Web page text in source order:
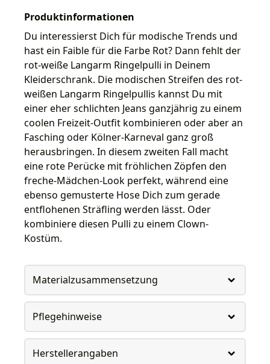
Produktinformationen
Du interessierst Dich für modische Trends und
hast ein Faible für die Farbe Rot? Dann fehlt der
rot-weiße Langarm Ringelpulli in Deinem
Kleiderschrank. Die modischen Streifen des rot-
weißen Langarm Ringelpullis kannst Du mit
einer eher schlichten Jeans ganzjährig zu einem
coolen Freizeit-Outfit kombinieren oder aber an
Fasching oder Kölner-Karneval ganz groß
herausbringen. In diesem zweiten Fall macht
eine rote Perücke mit fröhlichen Zöpfen den
freche-Mädchen-Look perfekt, während eine
ebenso gemusterte Hose Dich zum gerade
entflohenen Sträfling werden lässt. Oder
kombiniere diesen Pulli zu einem Clown-
Kostüm.
Materialzusammensetzung
Pflegehinweise
Herstellerangaben